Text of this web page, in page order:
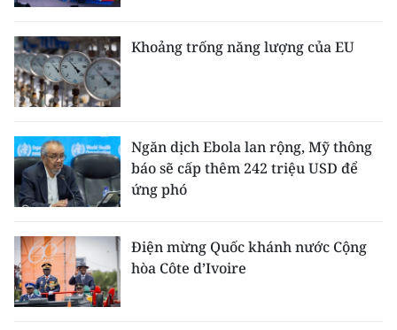
VỀ BÁO NHÂN DÂN
NHÂN DÂN CUỐI TUẦN
NHÂN DÂN HẰNG THÁNG
MUA BÁO
ĐỌC BÁO IN
Khoảng trống năng lượng của EU
Ngăn dịch Ebola lan rộng, Mỹ thông
báo sẽ cấp thêm 242 triệu USD để
ứng phó
Điện mừng Quốc khánh nước Cộng
hòa Côte d’Ivoire